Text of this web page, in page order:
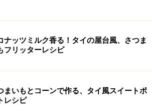
ナッツミルク香る！タイの屋台風、さつま
フリッターレシピ
まいもとコーンで作る、タイ風スイートポ
レシピ